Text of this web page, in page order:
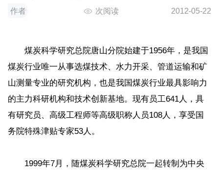
煤炭行业唯一从事选煤技术、水力开采、管道运输和矿
山测
作者 次阅读 2012-05-22
煤炭科学研究总院唐山分院始建于1956年，是我国
煤炭行业唯一从事选煤技术、水力开采、管道运输和矿
山测量专业的研究机构，也是我国煤炭行业最具影响力
的主力科研机构和技术创新基地。现有员工641人，具
有研究员、高级工程师等高级职称人员108人，享受国
务院特殊津贴专家53人。
1999年7月，随煤炭科学研究总院一起转制为中央